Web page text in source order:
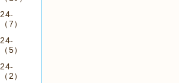
7）
5）
2）